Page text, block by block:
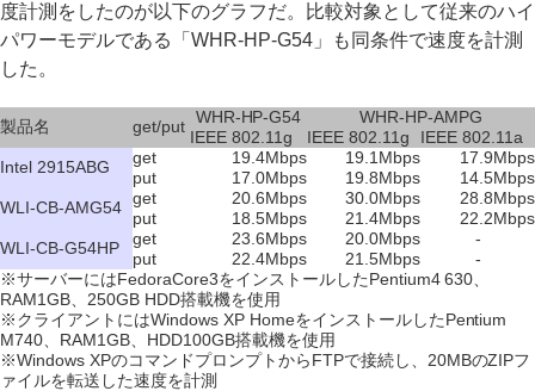
度計測をしたのが以下のグラフだ。比較対象として従来のハイ
パワーモデルである「WHR-HP-G54」も同条件で速度を計測
した。
製品名 get/put WHR-HP-G54
WHR-HP-AMPG
IEEE 802.11g
IEEE 802.11g
IEEE 802.11a
Intel 2915ABG
get 19.4Mbps 19.1Mbps
17.9Mbps
put
17.0Mbps 19.8Mbps
14.5Mbps
WLI-CB-AMG54 get 20.6Mbps 30.0Mbps
28.8Mbps
put
18.5Mbps 21.4Mbps
22.2Mbps
WLI-CB-G54HP
get 23.6Mbps 20.0Mbps
-
put
22.4Mbps 21.5Mbps
-
※サーバーにはFedoraCore3をインストールしたPentium4 630、
RAM1GB、250GB HDD搭載機を使用
※クライアントにはWindows XP HomeをインストールしたPentium
M740、RAM1GB、HDD100GB搭載機を使用
※Windows XPのコマンドプロンプトからFTPで接続し、20MBのZIPフ
ァイルを転送した速度を計測